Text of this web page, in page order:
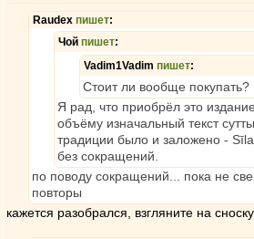
Raudex пишет:
Чой пишет:
Vadim1Vadim пишет:
Стоит ли вообще покупать?
Я рад, что приобрёл это
объёму изначальный текст
традиции было и заложено -
без сокращений.
по поводу сокращений... пока не
повторы
кажется разобрался, взгляните на